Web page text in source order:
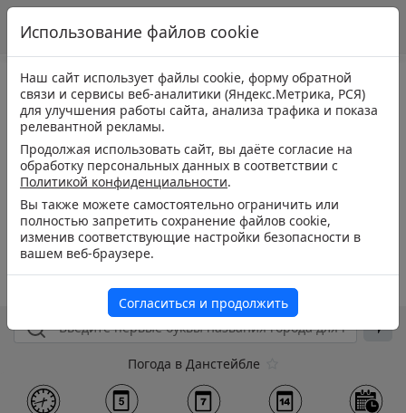
Погода в Данстейбле
Использование файлов cookie
Наш сайт использует файлы cookie, форму обратной
связи и сервисы веб-аналитики (Яндекс.Метрика, РСЯ)
для улучшения работы сайта, анализа трафика и показа
релевантной рекламы.
Продолжая использовать сайт, вы даёте согласие на
обработку персональных данных в соответствии с
Политикой конфиденциальности.
Вы также можете самостоятельно ограничить или
полностью запретить сохранение файлов cookie,
изменив соответствующие настройки безопасности в
вашем веб-браузере.
Согласиться и продолжить